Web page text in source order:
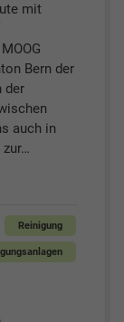
mit
Bern der
der
auch in
Reinigung